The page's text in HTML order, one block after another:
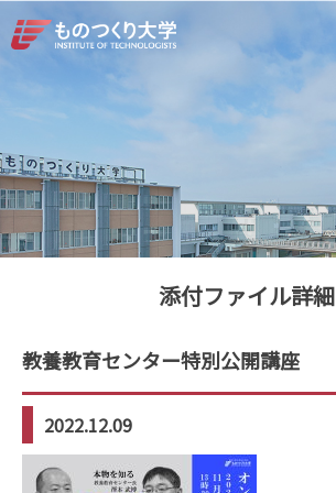
添付ファイル詳細
教養教育センター特別公開講座
2022.12.09